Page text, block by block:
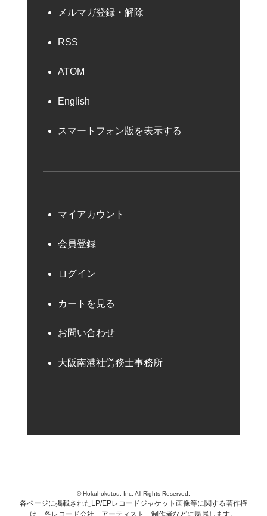
メルマガ登録・解除
RSS
ATOM
English
スマートフォン版を表示する
マイアカウント
会員登録
ログイン
カートを見る
お問い合わせ
大阪南港社労務士事務所
© Hokuhokutou, Inc. All Rights Reserved.
各ページに掲載されたLP/EPレコードジャケット画像等に関する著作権